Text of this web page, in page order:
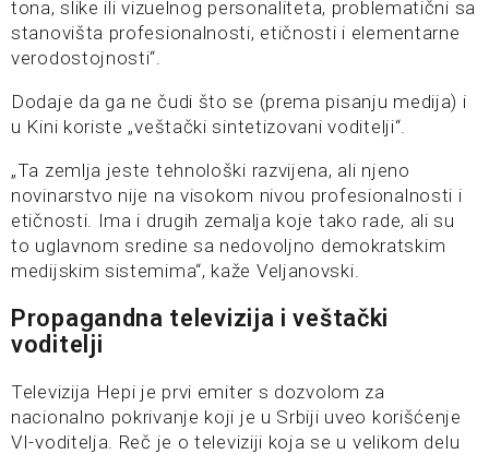
tona, slike ili vizuelnog personaliteta, problematični sa
stanovišta profesionalnosti, etičnosti i elementarne
verodostojnosti“.
Dodaje da ga ne čudi što se (prema pisanju medija) i
u Kini koriste „veštački sintetizovani voditelji“.
„Ta zemlja jeste tehnološki razvijena, ali njeno
novinarstvo nije na visokom nivou profesionalnosti i
etičnosti. Ima i drugih zemalja koje tako rade, ali su
to uglavnom sredine sa nedovoljno demokratskim
medijskim sistemima“, kaže Veljanovski.
Propagandna televizija i veštački
voditelji
Televizija Hepi je prvi emiter s dozvolom za
nacionalno pokrivanje koji je u Srbiji uveo korišćenje
VI-voditelja. Reč je o televiziji koja se u velikom delu